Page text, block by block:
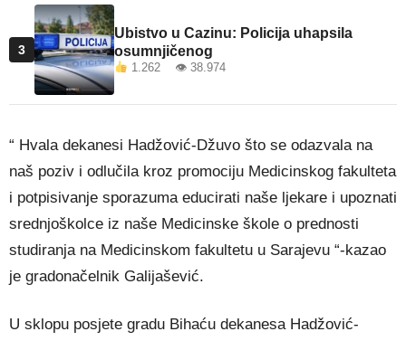
3
Ubistvo u Cazinu: Policija uhapsila
osumnjičenog
1.262 👁 38.974
“ Hvala dekanesi Hadžović-Džuvo što se odazvala na
naš poziv i odlučila kroz promociju Medicinskog fakulteta
i potpisivanje sporazuma educirati naše ljekare i upoznati
srednjoškolce iz naše Medicinske škole o prednosti
studiranja na Medicinskom fakultetu u Sarajevu “-kazao
je gradonačelnik Galijašević.
U sklopu posjete gradu Bihaću dekanesa Hadžović-